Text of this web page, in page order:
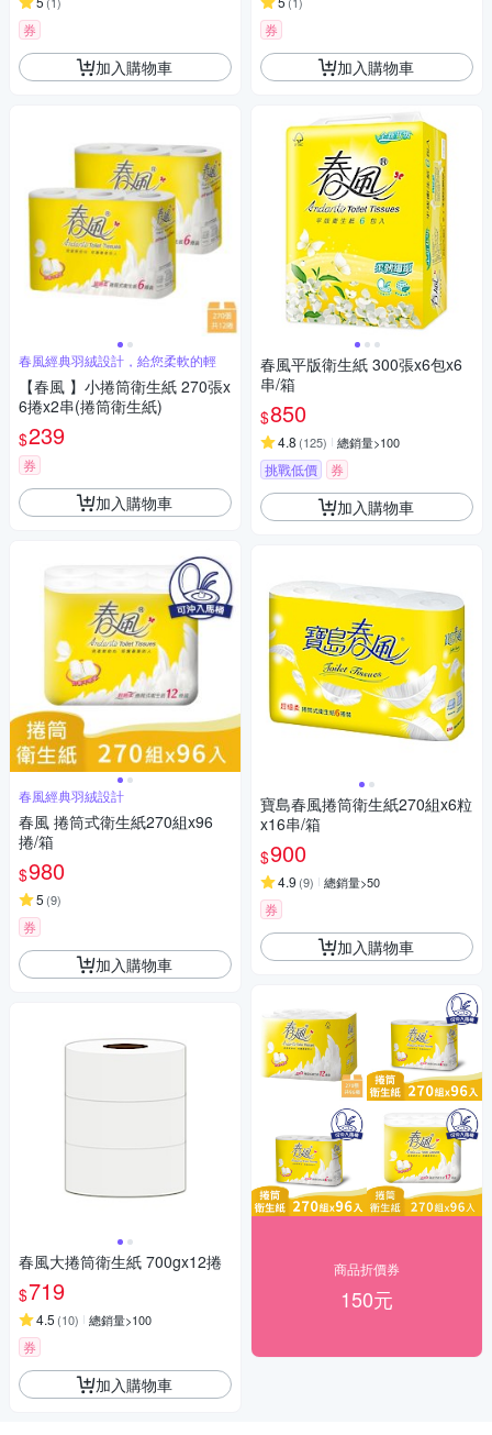
券
加入購物車
春風經典羽絨設計，給您柔軟的輕
【春風 】小捲筒衛生紙 270張x
6捲x2串(捲筒衛生紙)
$239
券
加入購物車
春風經典羽絨設計
春風 捲筒式衛生紙270組x96
捲/箱
$980
5 (9)
券
加入購物車
春風大捲筒衛生紙 700gx12捲
$719
4.5 (10) 總銷量>100
券
加入購物車
券
加入購物車
春風平版衛生紙 300張x6包x6
串/箱
$850
4.8 (125) 總銷量>100
挑戰低價 券
加入購物車
寶島春風捲筒衛生紙270組x6粒
x16串/箱
$900
4.9 (9) 總銷量>50
券
加入購物車
商品折價券
150元